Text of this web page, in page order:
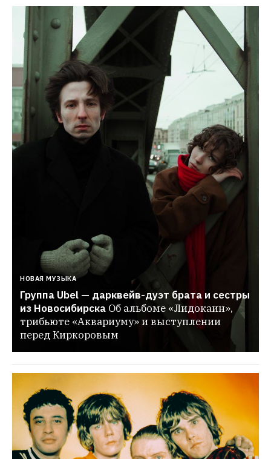
НОВАЯ МУЗЫКА
Группа Ubel — дарквейв-дуэт брата и сестры
из Новосибирска Об альбоме «Лидокаин»,
трибьюте «Аквариуму» и выступлении
перед Киркоровым